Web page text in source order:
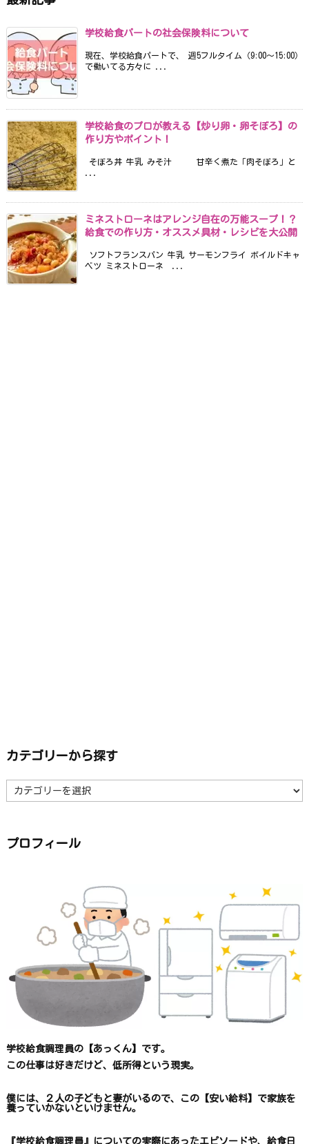
学校給食パートの社会保険料について
現在、学校給食パートで、 週5フルタイム（9:00〜15:00）
で働いてる方々に ...
学校給食のプロが教える【炒り卵・卵そぼろ】の
作り方やポイント！
そぼろ丼 牛乳 みそ汁 甘辛く煮た「肉そぼろ」と
ミネストローネはアレンジ自在の万能スープ！？
給食での作り方・オススメ具材・レシピを大公開
ソフトフランスパン 牛乳 サーモンフライ ボイルドキャ
ベツ ミネストローネ ...
カテゴリーから探す
テ
ゴ
ら
探
プロフィール
学校給食調理員の【あっくん】です。
この仕事は好きだけど、 低所得という現実。
僕には、２人の子どもと妻がいるので、 この【安い給料】で家族を
養っていかないといけません。
『学校給食調理員』についての実際にあったエピソードや、 給食日